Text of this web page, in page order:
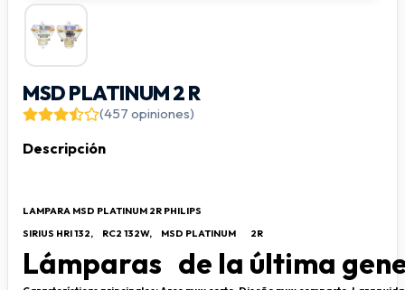
MSD PLATINUM 2 R
(457 opiniones)
Descripción
LAMPARA MSD PLATINUM 2R PHILIPS
SIRIUS HRI 132,
RC2 132W, MSD PLATINUM 2R
Lámparas de la última